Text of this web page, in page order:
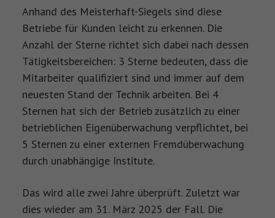
Anhand des Meisterhaft-Siegels sind diese
Betriebe für Kunden leicht zu erkennen. Die
Anzahl der Sterne richtet sich dabei nach dessen
Tätigkeitsbereichen: 3 Sterne bedeuten, dass die
Mitarbeiter qualifiziert sind und immer auf dem
neuesten Stand der Technik arbeiten. Bei 4
Sternen hat sich der Betrieb zusätzlich zu einer
betrieblichen Eigenüberwachung verpflichtet, bei
5 Sternen zu einer externen Fremdüberwachung
durch unabhängige Institute.
Das wird alle zwei Jahre überprüft. Zuletzt war
dies wieder am 31. März 2025 der Fall. Die